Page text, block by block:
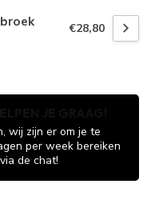
€28,80
wij zijn er om je te
per week bereiken
de chat!